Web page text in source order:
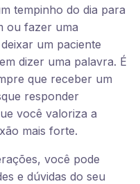
tempinho do dia para
ou fazer uma
um paciente
dizer uma palavra. É
que receber um
responder
você valoriza a
mais forte.
você pode
e dúvidas do seu